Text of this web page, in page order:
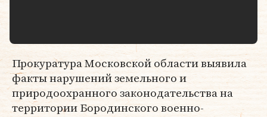
Прокуратура Московской области выявила
факты нарушений земельного и
природоохранного законодательства на
территории Бородинского военно-